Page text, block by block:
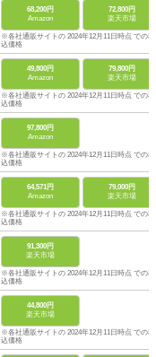
68,200円
Amazon
72,800円
楽天市場
※各社通販サイトの 2024年12月11日時点 での税
込価格
49,800円
Amazon
79,800円
楽天市場
※各社通販サイトの 2024年12月11日時点 での税
込価格
97,800円
Amazon
※各社通販サイトの 2024年12月11日時点 での税
込価格
64,571円
Amazon
79,000円
楽天市場
※各社通販サイトの 2024年12月11日時点 での税
込価格
91,300円
楽天市場
※各社通販サイトの 2024年12月11日時点 での税
込価格
44,800円
楽天市場
※各社通販サイトの 2024年12月11日時点 での税
込価格